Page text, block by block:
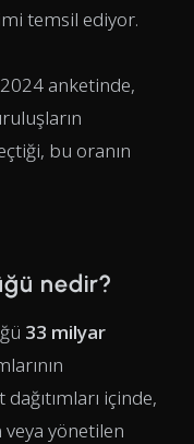
temsil ediyor.
anketinde,
bu oranın
nedir?
33 milyar
içinde,
veya yönetilen